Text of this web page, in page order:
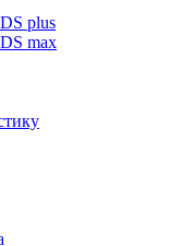
plus
max